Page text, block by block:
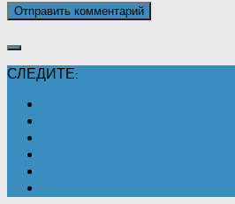
СЛЕДИТЕ: